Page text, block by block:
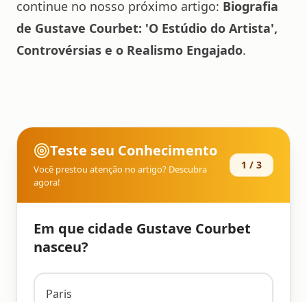
continue no nosso próximo artigo: Biografia
de Gustave Courbet: 'O Estúdio do Artista',
Controvérsias e o Realismo Engajado.
Teste seu Conhecimento
Você prestou atenção no artigo? Descubra
agora!
1 / 3
Em que cidade Gustave Courbet
nasceu?
Paris